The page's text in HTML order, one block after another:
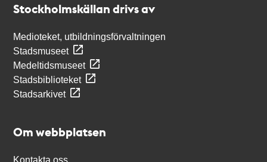
Stockholmskällan drivs av
Medioteket, utbildningsförvaltningen
Stadsmuseet
Medeltidsmuseet
Stadsbiblioteket
Stadsarkivet
Om webbplatsen
Kontakta oss